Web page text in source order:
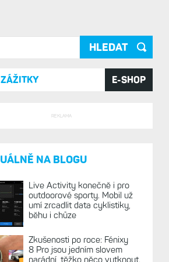
ZÁŽITKY E-SHOP
REKLAMA
NA BLOGU
Live Activity konečně i pro
outdoorové sporty. Mobil už
umí zrcadlit data cyklistiky,
běhu i chůze
Zkušenosti po roce: Fénixy
8 Pro jsou jedním slovem
parádní, těžko něco vytknout.